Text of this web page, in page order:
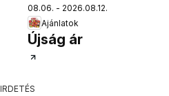
08.06. - 2026.08.12.
Ajánlatok
Újság ár